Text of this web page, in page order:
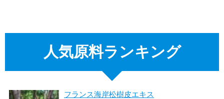
人気原料ランキング
フランス海岸松樹皮エキス